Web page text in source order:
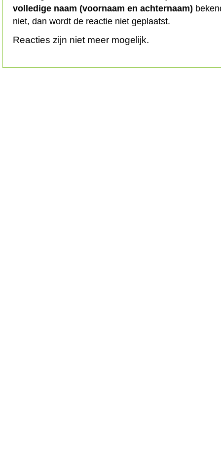
volledige naam (voornaam en achternaam)
niet, dan wordt de reactie niet geplaatst.
Reacties zijn niet meer mogelijk.